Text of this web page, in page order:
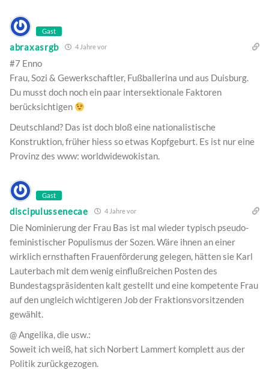
Gast
abraxasrgb 4 Jahre vor
#7 Enno
Frau, Sozi & Gewerkschaftler, Fußballerina und aus Duisburg.
Du musst doch noch ein paar intersektionale Faktoren
berücksichtigen
Deutschland? Das ist doch bloß eine nationalistische
Konstruktion, früher hiess so etwas Kopfgeburt. Es ist nur eine
Provinz des www: worldwidewokistan.
Gast
discipulussenecae 4 Jahre vor
Die Nominierung der Frau Bas ist mal wieder typisch pseudo-
feministischer Populismus der Sozen. Wäre ihnen an einer
wirklich ernsthaften Frauenförderung gelegen, hätten sie Karl
Lauterbach mit dem wenig einflußreichen Posten des
Bundestagspräsidenten kalt gestellt und eine kompetente Frau
auf den ungleich wichtigeren Job der Fraktionsvorsitzenden
gewählt.
@ Angelika, die usw.:
Soweit ich weiß, hat sich Norbert Lammert komplett aus der
Politik zurückgezogen.